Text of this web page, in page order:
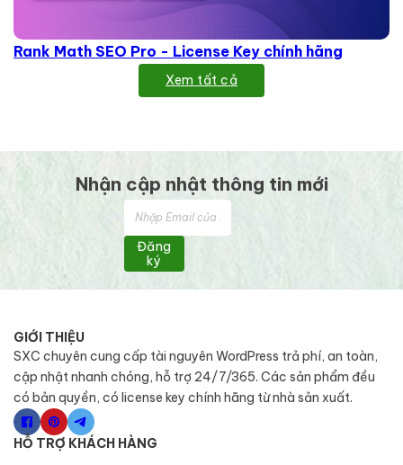
Rank Math SEO Pro - License Key chính hãng
Xem tất cả
Nhận cập nhật thông tin mới
Đăng
ký
GIỚI THIỆU
SXC chuyên cung cấp tài nguyên WordPress trả phí, an toàn,
cập nhật nhanh chóng, hỗ trợ 24/7/365. Các sản phẩm đều
có bản quyền, có license key chính hãng từ nhà sản xuất.
HỖ TRỢ KHÁCH HÀNG